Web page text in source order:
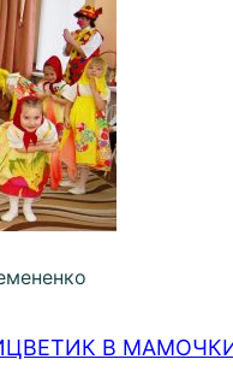
В МАМОЧКИН